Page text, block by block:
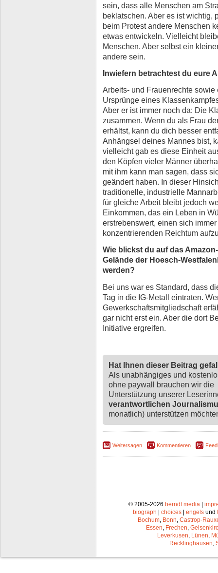
sein, dass alle Menschen am
beklatschen. Aber es ist wichtig,
beim Protest andere Menschen
etwas entwickeln. Vielleicht
Menschen. Aber selbst ein
andere sein.
Inwiefern betrachtest du eure
Arbeits- und Frauenrechte
Ursprünge eines
Aber er ist immer noch da: Die
zusammen. Wenn du als Frau
erhältst, kann du dich besser
Anhängsel deines Mannes bist,
vielleicht gab es diese Einheit
den Köpfen vieler Männer
mit ihm kann man sagen, dass
geändert haben. In dieser
traditionelle, industrielle
für gleiche Arbeit bleibt jedoch
Einkommen, das ein Leben in
erstrebenswert, einen sich
konzentrierenden Reichtum
Wie blickst du auf das
Gelände der Hoesch-
werden?
Bei uns war es Standard, dass
Tag in die IG-Metall eintraten.
Gewerkschaftsmitgliedschaft
gar nicht erst ein. Aber die dort
Initiative ergreifen.
Hat Ihnen dieser Beitrag
Als unabhängiges und
ohne paywall brauchen wir die
Unterstützung unserer
verantwortlichen
monatlich) unterstützen
Weitersagen Kommentieren
© 2005-2026 berndt media|
biograph
choices engels und
Bochum, Bonn, Castrop-
Essen, Frechen,
Leverkusen, Lünen,
Recklinghausen,